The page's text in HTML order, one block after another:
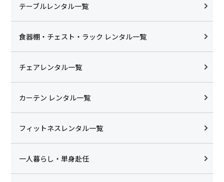
テーブルレンタル一覧
食器棚・チェスト・ラック レンタル一覧
チェアレンタル一覧
カーテン レンタル一覧
フィットネスレンタル一覧
一人暮らし・単身赴任